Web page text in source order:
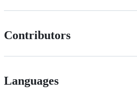
Contributors
Languages